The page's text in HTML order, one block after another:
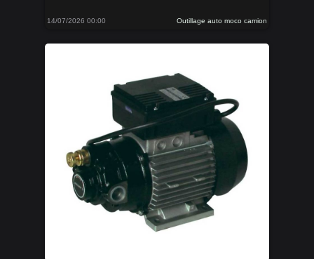
14/07/2026 00:00 Outillage auto moco camion